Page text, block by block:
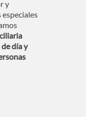
y
día y